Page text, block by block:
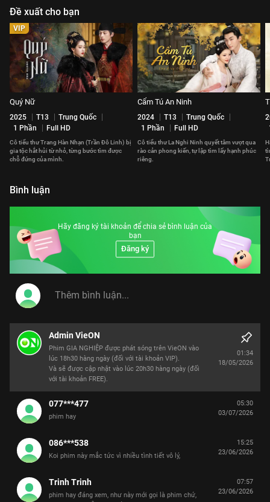
Đề xuất cho bạn
VIP
Quý Nữ
2025 T13
Trung Quốc
1 Phần
Full HD
Cô tiểu thư Trang Hàn Nhạn (Trần Đô Linh) bị
gia tộc hắt hủi từ nhỏ, từng bước tìm được
chỗ đứng của mình.
Cẩm Tú An Ninh
2024 T13
Trung Quốc
1 Phần
Full HD
Cô tiểu thư La Nghi Ninh quyết tâm vượt qua
rào cản phong kiến, tự lập tìm lấy hạnh phúc
riêng.
Bình luận
Hãy đăng ký tài khoản để chia sẻ bình luận của
bạn
Đăng ký
Admin VieON
Phim GIA NGHIỆP được phát sóng trên VieON vào
lúc 18h30 hàng ngày (đối với tài khoản VIP).
Và sẽ được cập nhật vào lúc 20h30 hàng ngày (đối
với tài khoản FREE).
01:34
18/05/2026
077***477
phim hay
05:30
03/07/2026
086***538
Koi phim này mắc tức vì nhiều tình tiết vô lý,
15:25
23/06/2026
Trinh Trinh
phim hay đáng xem, như này mới gọi là phim chứ,
07:57
23/06/2026